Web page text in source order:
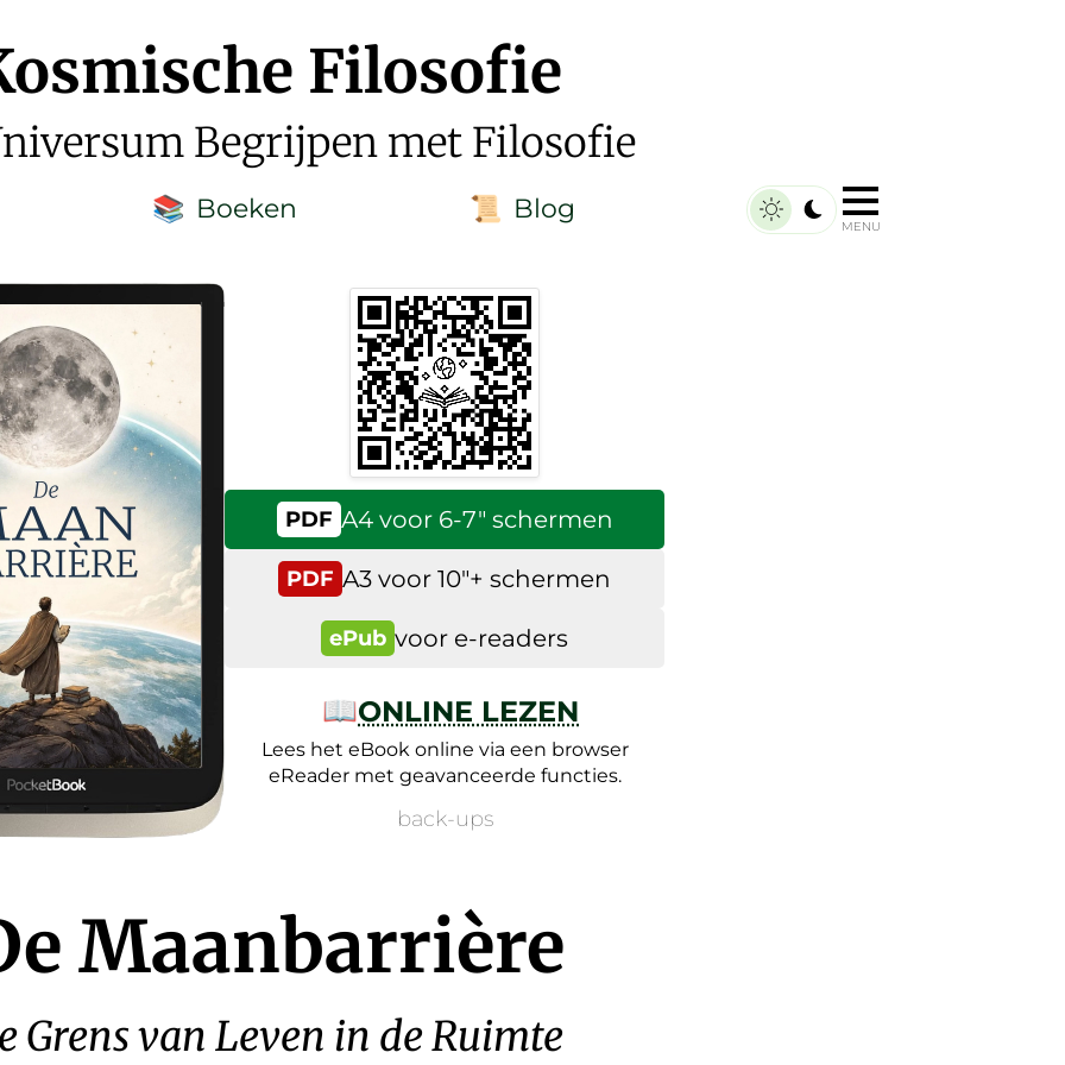
Filosofie
Begrijpen met Filosofie
📚 Boeken 📜 Blog
MENU
PDF A4 voor 6-7″ schermen
PDF A3 voor 10″+ schermen
ePub voor e-readers
📖ONLINE LEZEN
Lees het eBook online via een browser
eReader met geavanceerde functies.
back-ups
Maanbarrière
Grens van Leven in de Ruimte